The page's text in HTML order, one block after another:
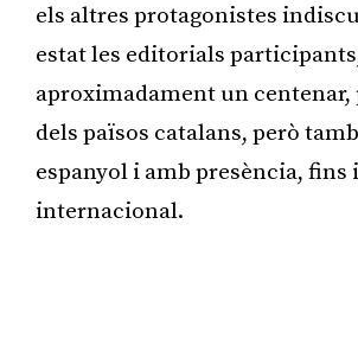
els altres protagonistes
estat les editorials
aproximadament un
dels països catalans, però
espanyol i amb presència, fins
internacional.